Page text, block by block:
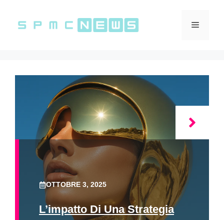
contenuto
Menu
OTTOBRE 3, 2025
L’impatto Di Una Strategia